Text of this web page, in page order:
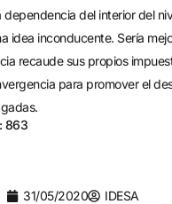
dependencia del interior del
idea inconducente. Sería
recaude sus propios
para promover el
863
31/05/2020 IDESA